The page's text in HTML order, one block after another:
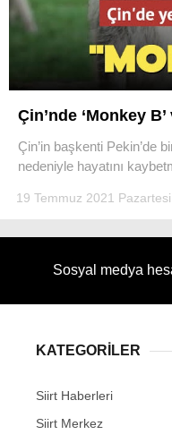
ŞIRVAN
NÖBETÇI ECZANELER
Çin’nde ‘Monkey
Çin’in başkenti Pekin’de
nedeniyle hayatını
19 Temmuz 2021
Sosyal medya
KATEGORİLER
Siirt Haberleri
Siirt Merkez